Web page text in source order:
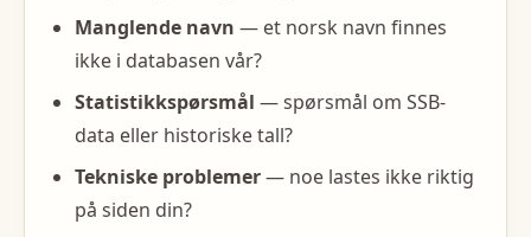
Manglende navn — et norsk navn finnes
ikke i databasen vår?
Statistikkspørsmål — spørsmål om SSB-
data eller historiske tall?
Tekniske problemer— noe lastes ikke riktig
på siden din?